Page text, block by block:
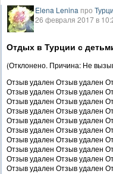
Elena Lenina про
26 февраля 2017 в
Отдых в Турции с
(Отклонено. Причина: Не
Отзыв удален Отзыв удален
Отзыв удален Отзыв удален
Отзыв удален Отзыв удален
Отзыв удален Отзыв удален
Отзыв удален Отзыв удален
Отзыв удален Отзыв удален
Отзыв удален Отзыв удален
Отзыв удален Отзыв удален
Отзыв удален Отзыв удален
Отзыв удален Отзыв удален